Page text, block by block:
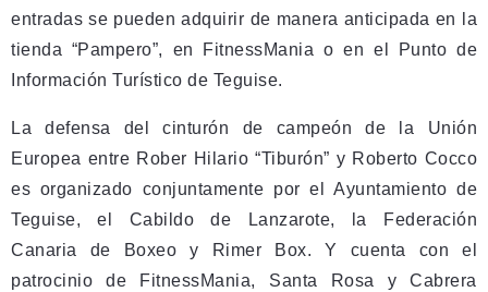
entradas se pueden adquirir de manera anticipada en la
tienda “Pampero”, en FitnessMania o en el Punto de
Información Turístico de Teguise.
La defensa del cinturón de campeón de la Unión
Europea entre Rober Hilario “Tiburón” y Roberto Cocco
es organizado conjuntamente por el Ayuntamiento de
Teguise, el Cabildo de Lanzarote, la Federación
Canaria de Boxeo y Rimer Box. Y cuenta con el
patrocinio de FitnessMania, Santa Rosa y Cabrera